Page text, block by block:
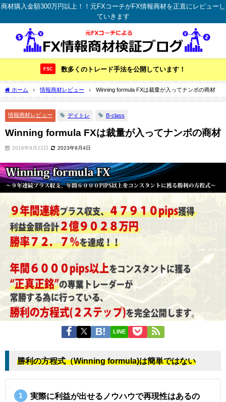
商材購入金額300万円以上！！元FXコーチがFX情報商材を正直にレビューし
ていきます
FSC 数多くのトレード手法を公開しています！
ホーム 情報商材レビュー Winning formula FXは裁量が入ってナンボの商材
情報商材レビュー デイトレ B-class
Winning formula FXは裁量が入ってナンボの商材
2016年9月22日 2023年9月4日
LINE
勝利の方程式（Winning formula)は簡単ではない
実際に利益が出せるノウハウで再現性はあるの